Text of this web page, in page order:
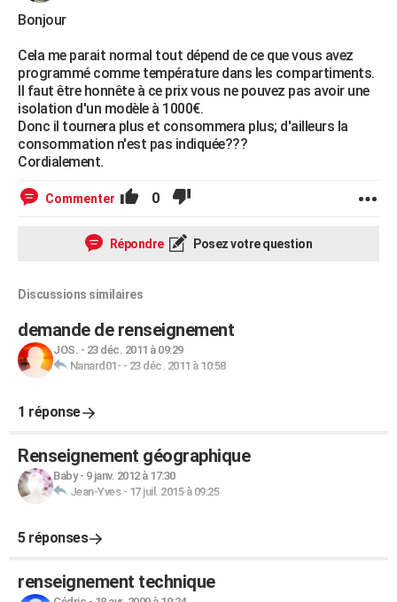
Bonjour
Cela me parait normal tout dépend de ce que vous avez
programmé comme température dans les compartiments.
Il faut être honnête à ce prix vous ne pouvez pas avoir une
isolation d'un modèle à 1000€.
Donc il tournera plus et consommera plus; d'ailleurs la
consommation n'est pas indiquée???
Cordialement.
Commenter 0
Répondre Posez votre question
Discussions similaires
demande de renseignement
JOS. - 23 déc. 2011 à 09:29
Nanard01- - 23 déc. 2011 à 10:58
1 réponse
Renseignement géographique
Baby- 9 janv. 2012 à 17:30
Jean-Yves- 17 juil. 2015 à 09:25
5 réponses
renseignement technique